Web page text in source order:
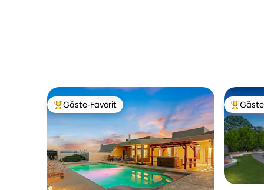
Beliebter Gäste-Favorit.
Gäste-Favorit